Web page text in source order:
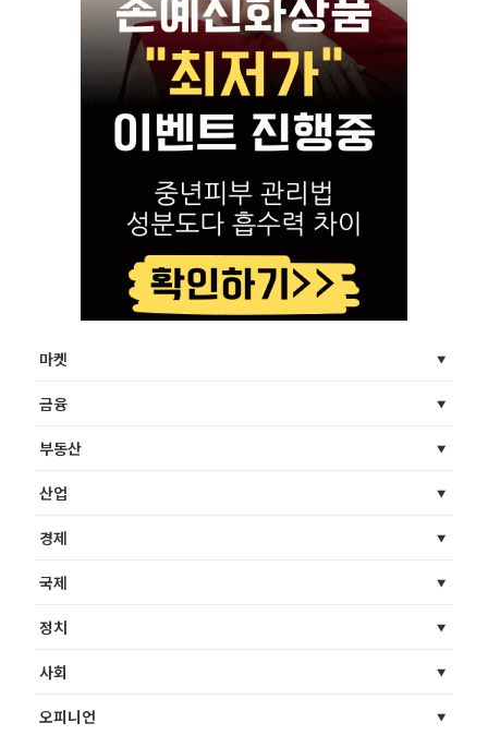
마켓
금융
부동산
산업
경제
국제
정치
사회
오피니언